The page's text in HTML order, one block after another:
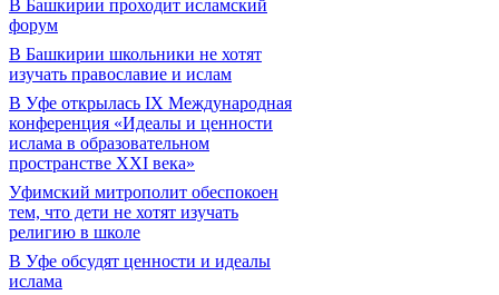
В Башкирии проходит исламский
форум
В Башкирии школьники не хотят
изучать православие и ислам
В Уфе открылась IX Международная
конференция «Идеалы и ценности
ислама в образовательном
пространстве XXI века»
Уфимский митрополит обеспокоен
тем, что дети не хотят изучать
религию в школе
В Уфе обсудят ценности и идеалы
ислама